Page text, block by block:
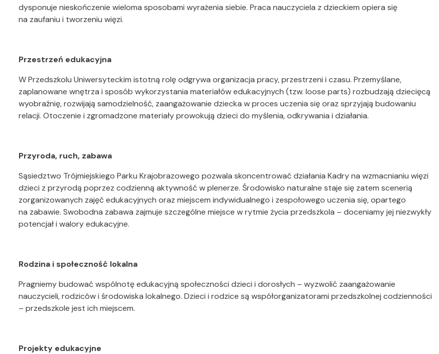
dysponuje nieskończenie wieloma sposobami wyrażenia siebie. Praca nauczyciela z dzieckiem opiera się
na zaufaniu i tworzeniu więzi.
Przestrzeń edukacyjna
W Przedszkolu Uniwersyteckim istotną rolę odgrywa organizacja pracy, przestrzeni i czasu. Przemyślane,
zaplanowane wnętrza i sposób wykorzystania materiałów edukacyjnych (tzw. loose parts) rozbudzają dziecięcą
wyobraźnię, rozwijają samodzielność, zaangażowanie dziecka w proces uczenia się oraz sprzyjają budowaniu
relacji. Otoczenie i zgromadzone materiały prowokują dzieci do myślenia, odkrywania i działania.
Przyroda, ruch, zabawa
Sąsiedztwo Trójmiejskiego Parku Krajobrazowego pozwala skoncentrować działania Kadry na wzmacnianiu więzi
dzieci z przyrodą poprzez codzienną aktywność w plenerze. Środowisko naturalne staje się zatem scenerią
zorganizowanych zajęć edukacyjnych oraz miejscem indywidualnego i zespołowego uczenia się, opartego
na zabawie. Swobodna zabawa zajmuje szczególne miejsce w rytmie życia przedszkola – doceniamy jej niezwykły
potencjał i walory edukacyjne.
Rodzina i społeczność lokalna
Pragniemy budować wspólnotę edukacyjną społeczności dzieci i dorosłych – wyzwolić zaangażowanie
nauczycieli, rodziców i środowiska lokalnego. Dzieci i rodzice są współorganizatorami przedszkolnej codzienności
– przedszkole jest ich miejscem.
Projekty edukacyjne